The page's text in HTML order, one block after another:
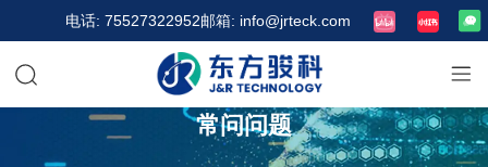
电话: 75527322952邮箱: info@jrteck.com
常问问题